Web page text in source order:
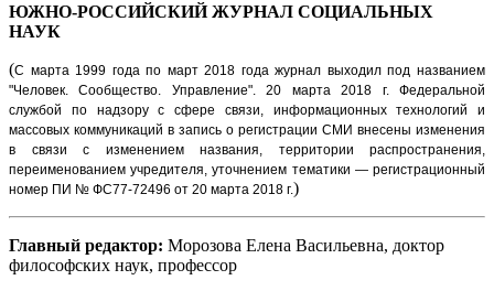
ЮЖНО-РОССИЙСКИЙ ЖУРНАЛ СОЦИАЛЬНЫХ
НАУК
(С марта 1999 года по март 2018 года журнал выходил под названием
"Человек. Сообщество. Управление".20 марта 2018 г. Федеральной
службой по надзору с сфере связи, информационных технологий и
массовых коммуникаций в запись о регистрации СМИ внесены изменения
в связи с изменением названия, территории распространения,
переименованием учредителя, уточнением тематики — регистрационный
номер ПИ № ФС77-72496 от 20 марта 2018 г.)
Главный редактор: Морозова Елена Васильевна, доктор
философских наук, профессор